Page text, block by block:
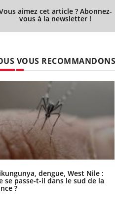
aimez cet article ? Abonnez-
vous à la newsletter !
VOUS RECOMMANDONS
dengue, West Nile :
se passe-t-il dans le sud de la
?
à la médecine
lié à un groupe
en matière de bilan de
d'un « jumeau
...